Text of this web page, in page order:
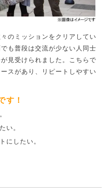
のミッションをクリアしてい
も普段は交流が少ない人同士
見受けられました。こちらで
スがあり、リピートしやすい
す！
い。
にしたい。